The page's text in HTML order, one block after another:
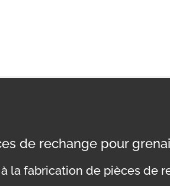
de rechange pour
la fabrication de pièces de